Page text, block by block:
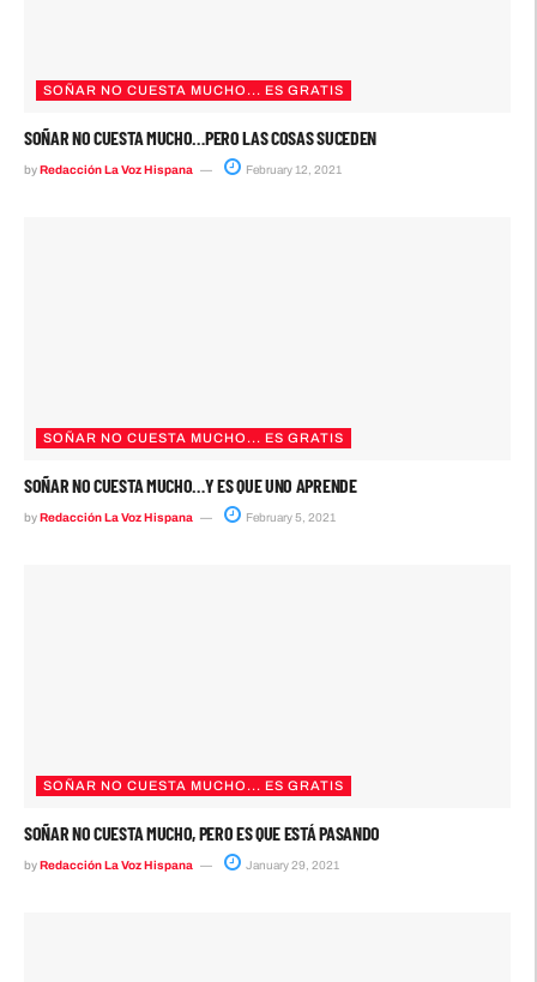
SOÑAR NO CUESTA MUCHO... ES GRATIS
SOÑAR NO CUESTA MUCHO…PERO LAS COSAS SUCEDEN
by Redacción La Voz Hispana February 12, 2021
SOÑAR NO CUESTA MUCHO... ES GRATIS
SOÑAR NO CUESTA MUCHO…Y ES QUE UNO APRENDE
by Redacción La Voz Hispana February 5, 2021
SOÑAR NO CUESTA MUCHO... ES GRATIS
SOÑAR NO CUESTA MUCHO, PERO ES QUE ESTÁ PASANDO
by Redacción La Voz Hispana January 29, 2021